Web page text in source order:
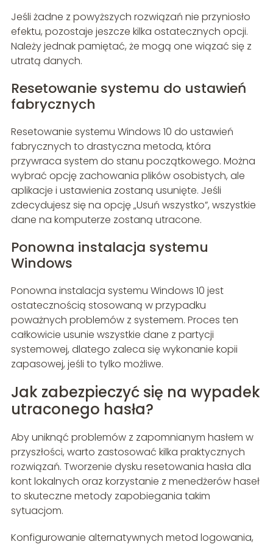
Jeśli żadne z powyższych rozwiązań nie przyniosło
efektu, pozostaje jeszcze kilka ostatecznych opcji.
Należy jednak pamiętać, że mogą one wiązać się z
utratą danych.
Resetowanie systemu do ustawień
fabrycznych
Resetowanie systemu Windows 10 do ustawień
fabrycznych to drastyczna metoda, która
przywraca system do stanu początkowego. Można
wybrać opcję zachowania plików osobistych, ale
aplikacje i ustawienia zostaną usunięte. Jeśli
zdecydujesz się na opcję „Usuń wszystko”, wszystkie
dane na komputerze zostaną utracone.
Ponowna instalacja systemu
Windows
Ponowna instalacja systemu Windows 10 jest
ostatecznością stosowaną w przypadku
poważnych problemów z systemem. Proces ten
całkowicie usunie wszystkie dane z partycji
systemowej, dlatego zaleca się wykonanie kopii
zapasowej, jeśli to tylko możliwe.
Jak zabezpieczyć się na wypadek
utraconego hasła?
Aby uniknąć problemów z zapomnianym hasłem w
przyszłości, warto zastosować kilka praktycznych
rozwiązań. Tworzenie dysku resetowania hasła dla
kont lokalnych oraz korzystanie z menedżerów haseł
to skuteczne metody zapobiegania takim
sytuacjom.
Konfigurowanie alternatywnych metod logowania,